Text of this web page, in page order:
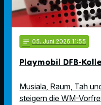
notes 05. Juni 2026 11:55
Playmobil DFB-
Musiala, Raum, Tah
steigern die WM-